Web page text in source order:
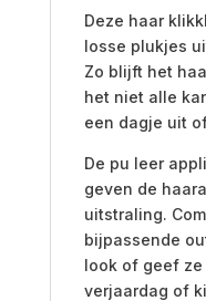
Deze haar
losse plukjes
Zo blijft het
het niet alle
een dagje uit
De pu leer
geven de
uitstraling.
bijpassende
look of geef
verjaardag of